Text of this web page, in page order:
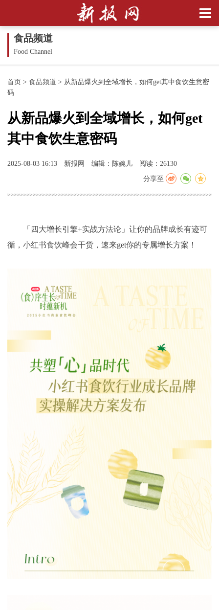
食品频道
Food Channel
首页 > 食品频道 > 从新品爆火到全域增长，如何get其中食饮生意密
码
从新品爆火到全域增长，如何get
其中食饮生意密码
2025-08-03 16:13 新报网 编辑：陈婉儿 阅读：26130
分享至
「四大增长引擎+实战方法论」让你的品牌成长有迹可
循，小红书食饮峰会干货，速来get你的专属增长方案！